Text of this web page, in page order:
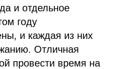
и отдельное
году
и каждая из них
Отличная
провести время на